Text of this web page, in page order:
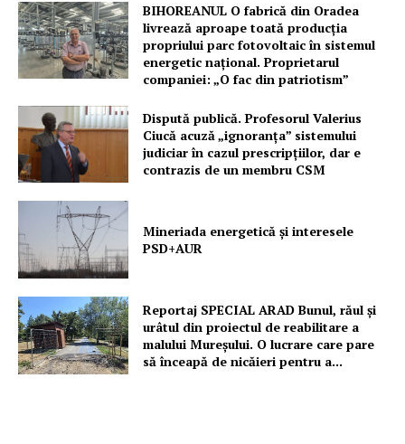
BIHOREANUL O fabrică din Oradea
livrează aproape toată producția
propriului parc fotovoltaic în sistemul
energetic național. Proprietarul
companiei: „O fac din patriotism”
Dispută publică. Profesorul Valerius
Ciucă acuză „ignoranța” sistemului
judiciar în cazul prescripțiilor, dar e
contrazis de un membru CSM
Mineriada energetică și interesele
PSD+AUR
Reportaj SPECIAL ARAD Bunul, răul și
urâtul din proiectul de reabilitare a
malului Mureșului. O lucrare care pare
să înceapă de nicăieri pentru a...